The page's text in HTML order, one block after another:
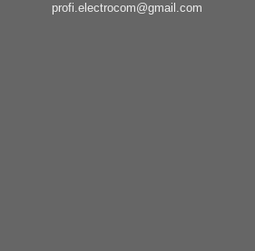
profi.electrocom@gmail.com